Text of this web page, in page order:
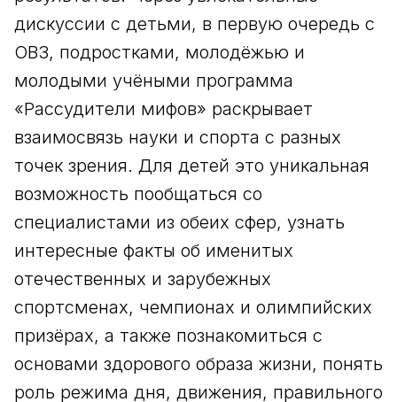
дискуссии с детьми, в первую очередь с
ОВЗ, подростками, молодёжью и
молодыми учёными программа
«Рассудители мифов» раскрывает
взаимосвязь науки и спорта с разных
точек зрения. Для детей это уникальная
возможность пообщаться со
специалистами из обеих сфер, узнать
интересные факты об именитых
отечественных и зарубежных
спортсменах, чемпионах и олимпийских
призёрах, а также познакомиться с
основами здорового образа жизни, понять
роль режима дня, движения, правильного